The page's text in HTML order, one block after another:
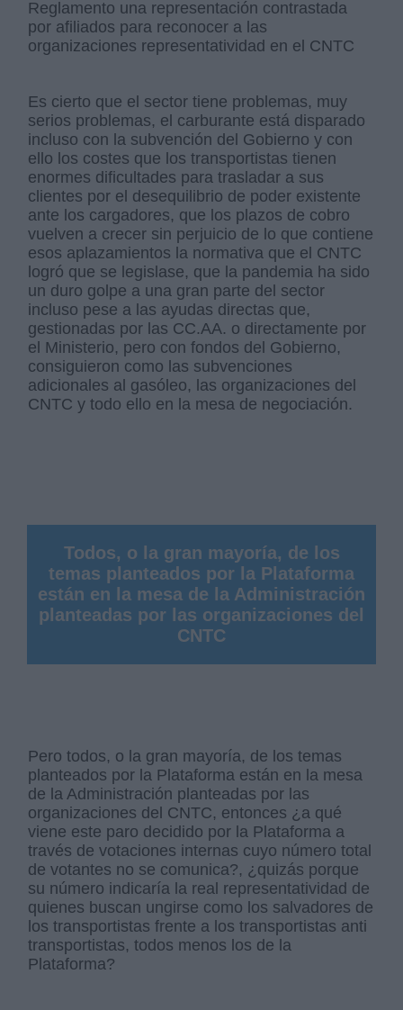
Reglamento una representación contrastada
por afiliados para reconocer a las
organizaciones representatividad en el CNTC
Es cierto que el sector tiene problemas, muy
serios problemas, el carburante está disparado
incluso con la subvención del Gobierno y con
ello los costes que los transportistas tienen
enormes dificultades para trasladar a sus
clientes por el desequilibrio de poder existente
ante los cargadores, que los plazos de cobro
vuelven a crecer sin perjuicio de lo que contiene
esos aplazamientos la normativa que el CNTC
logró que se legislase, que la pandemia ha sido
un duro golpe a una gran parte del sector
incluso pese a las ayudas directas que,
gestionadas por las CC.AA. o directamente por
el Ministerio, pero con fondos del Gobierno,
consiguieron como las subvenciones
adicionales al gasóleo, las organizaciones del
CNTC y todo ello en la mesa de negociación.
Todos, o la gran mayoría, de los
temas planteados por la Plataforma
están en la mesa de la Administración
planteadas por las organizaciones del
CNTC
Pero todos, o la gran mayoría, de los temas
planteados por la Plataforma están en la mesa
de la Administración planteadas por las
organizaciones del CNTC, entonces ¿a qué
viene este paro decidido por la Plataforma a
través de votaciones internas cuyo número total
de votantes no se comunica?, ¿quizás porque
su número indicaría la real representatividad de
quienes buscan ungirse como los salvadores de
los transportistas frente a los transportistas anti
transportistas, todos menos los de la
Plataforma?